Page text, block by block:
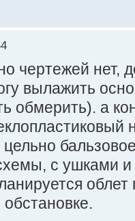
чертежей нет,
вылажить
обмерить). а
с ушками